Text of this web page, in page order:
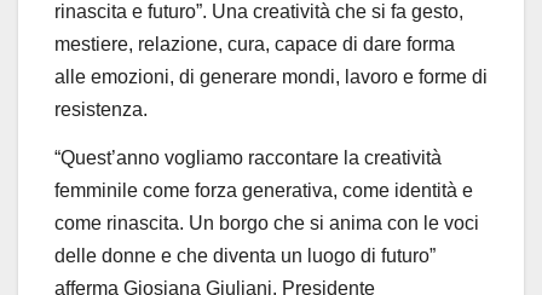
rinascita e futuro”. Una creatività che si fa gesto,
mestiere, relazione, cura, capace di dare forma
alle emozioni, di generare mondi, lavoro e forme di
resistenza.
“Quest’anno vogliamo raccontare la creatività
femminile come forza generativa, come identità e
come rinascita. Un borgo che si anima con le voci
delle donne e che diventa un luogo di futuro”
afferma Giosiana Giuliani, Presidente